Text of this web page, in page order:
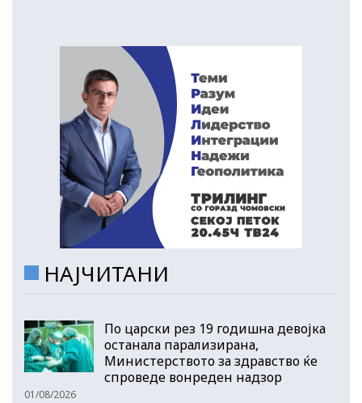
НАЈЧИТАНИ
По царски рез 19 годишна девојка
останала парализирана,
Министерството за здравство ќе
спроведе вонреден надзор
01/08/2026